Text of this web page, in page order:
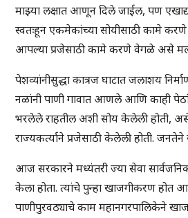
माझ्या लक्षात आणून दिले जाईल, पण
स्वतःहून एकमेकांच्या सोयीसाठी कामे
आपल्या प्रजेसाठी कामे करणे वेगळे असे
पेशव्यांनीसुद्धा कात्रज घाटात जलाशय
नळांनी पाणी गावात आणले आणि काही
भरलेले राहतील अशी सोय केलेली होती,
राज्यकर्त्याने प्रजेसाठी केलेली होती. जनतेने
आज सरकारने मध्यंतरी ज्या सेवा सार्वजनिक
केला होता. त्यांचे पुन्हा खाजगीकरण होत
पाणीपुरवठ्याचे काम महानगरपालिकेने